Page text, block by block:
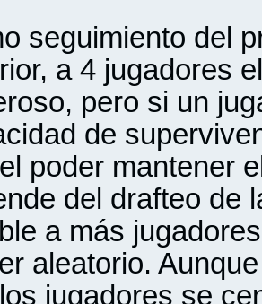
seguimiento del
a 4 jugadores
pero si un
de
poder mantener
del drafteo de
a más
aleatorio.
jugadores se